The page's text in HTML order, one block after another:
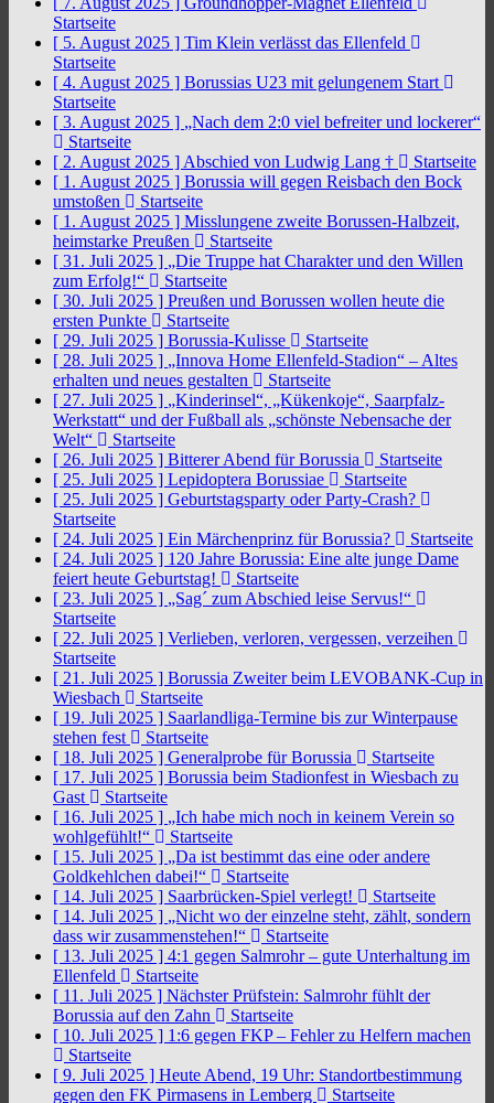
Startseite
[ 5. August 2025 ] Tim Klein verlässt das Ellenfeld
Startseite
[ 4. August 2025 ] Borussias U23 mit gelungenem Start
Startseite
[ 3. August 2025 ] „Nach dem 2:0 viel befreiter und lockerer“
Startseite
[ 2. August 2025 ] Abschied von Ludwig Lang †
Startseite
[ 1. August 2025 ] Borussia will gegen Reisbach den Bock
umstoßen
Startseite
[ 1. August 2025 ] Misslungene zweite Borussen-Halbzeit,
heimstarke Preußen
Startseite
[ 31. Juli 2025 ] „Die Truppe hat Charakter und den Willen
zum Erfolg!“
Startseite
[ 30. Juli 2025 ] Preußen und Borussen wollen heute die
ersten Punkte
Startseite
[ 29. Juli 2025 ] Borussia-Kulisse
Startseite
[ 28. Juli 2025 ] „Innova Home Ellenfeld-Stadion“ – Altes
erhalten und neues gestalten
Startseite
[ 27. Juli 2025 ] „Kinderinsel“, „Kükenkoje“, Saarpfalz-
Werkstatt“ und der Fußball als „schönste Nebensache der
Welt“
Startseite
[ 26. Juli 2025 ] Bitterer Abend für Borussia
Startseite
[ 25. Juli 2025 ] Lepidoptera Borussiae
Startseite
[ 25. Juli 2025 ] Geburtstagsparty oder Party-Crash?
Startseite
[ 24. Juli 2025 ] Ein Märchenprinz für Borussia?
Startseite
[ 24. Juli 2025 ] 120 Jahre Borussia: Eine alte junge Dame
feiert heute Geburtstag!
Startseite
[ 23. Juli 2025 ] „Sag´ zum Abschied leise Servus!“
Startseite
[ 22. Juli 2025 ] Verlieben, verloren, vergessen, verzeihen
Startseite
[ 21. Juli 2025 ] Borussia Zweiter beim LEVOBANK-Cup in
Wiesbach
Startseite
[ 19. Juli 2025 ] Saarlandliga-Termine bis zur Winterpause
stehen fest
Startseite
[ 18. Juli 2025 ] Generalprobe für Borussia
Startseite
[ 17. Juli 2025 ] Borussia beim Stadionfest in Wiesbach zu
Gast
Startseite
[ 16. Juli 2025 ] „Ich habe mich noch in keinem Verein so
wohlgefühlt!“
Startseite
[ 15. Juli 2025 ] „Da ist bestimmt das eine oder andere
Goldkehlchen dabei!“
Startseite
[ 14. Juli 2025 ] Saarbrücken-Spiel verlegt!
Startseite
[ 14. Juli 2025 ] „Nicht wo der einzelne steht, zählt, sondern
dass wir zusammenstehen!“
Startseite
[ 13. Juli 2025 ] 4:1 gegen Salmrohr – gute Unterhaltung im
Ellenfeld
Startseite
[ 11. Juli 2025 ] Nächster Prüfstein: Salmrohr fühlt der
Borussia auf den Zahn
Startseite
[ 10. Juli 2025 ] 1:6 gegen FKP – Fehler zu Helfern machen
Startseite
[ 9. Juli 2025 ] Heute Abend, 19 Uhr: Standortbestimmung
gegen den FK Pirmasens in Lemberg
Startseite